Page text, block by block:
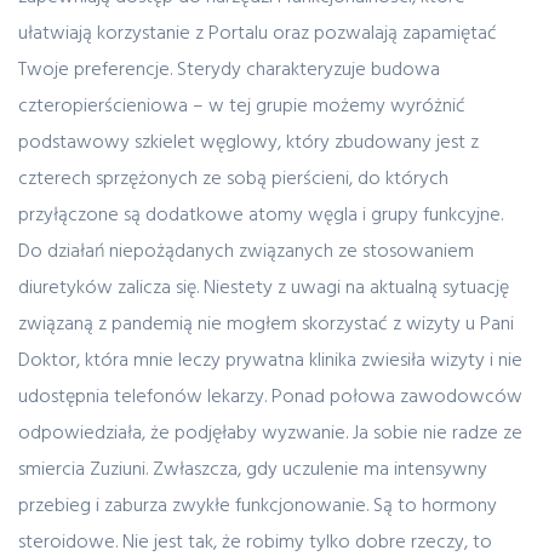
ułatwiają korzystanie z Portalu oraz pozwalają zapamiętać
Twoje preferencje. Sterydy charakteryzuje budowa
czteropierścieniowa – w tej grupie możemy wyróżnić
podstawowy szkielet węglowy, który zbudowany jest z
czterech sprzężonych ze sobą pierścieni, do których
przyłączone są dodatkowe atomy węgla i grupy funkcyjne.
Do działań niepożądanych związanych ze stosowaniem
diuretyków zalicza się. Niestety z uwagi na aktualną sytuację
związaną z pandemią nie mogłem skorzystać z wizyty u Pani
Doktor, która mnie leczy prywatna klinika zwiesiła wizyty i nie
udostępnia telefonów lekarzy. Ponad połowa zawodowców
odpowiedziała, że podjęłaby wyzwanie. Ja sobie nie radze ze
smiercia Zuziuni. Zwłaszcza, gdy uczulenie ma intensywny
przebieg i zaburza zwykłe funkcjonowanie. Są to hormony
steroidowe. Nie jest tak, że robimy tylko dobre rzeczy, to